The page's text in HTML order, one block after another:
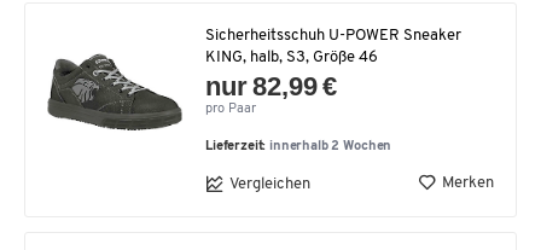
Sicherheitsschuh U-POWER Sneaker
KING, halb, S3, Größe 46
nur 82,99 €
pro Paar
Lieferzeit: innerhalb 2 Wochen
Vergleichen Merken